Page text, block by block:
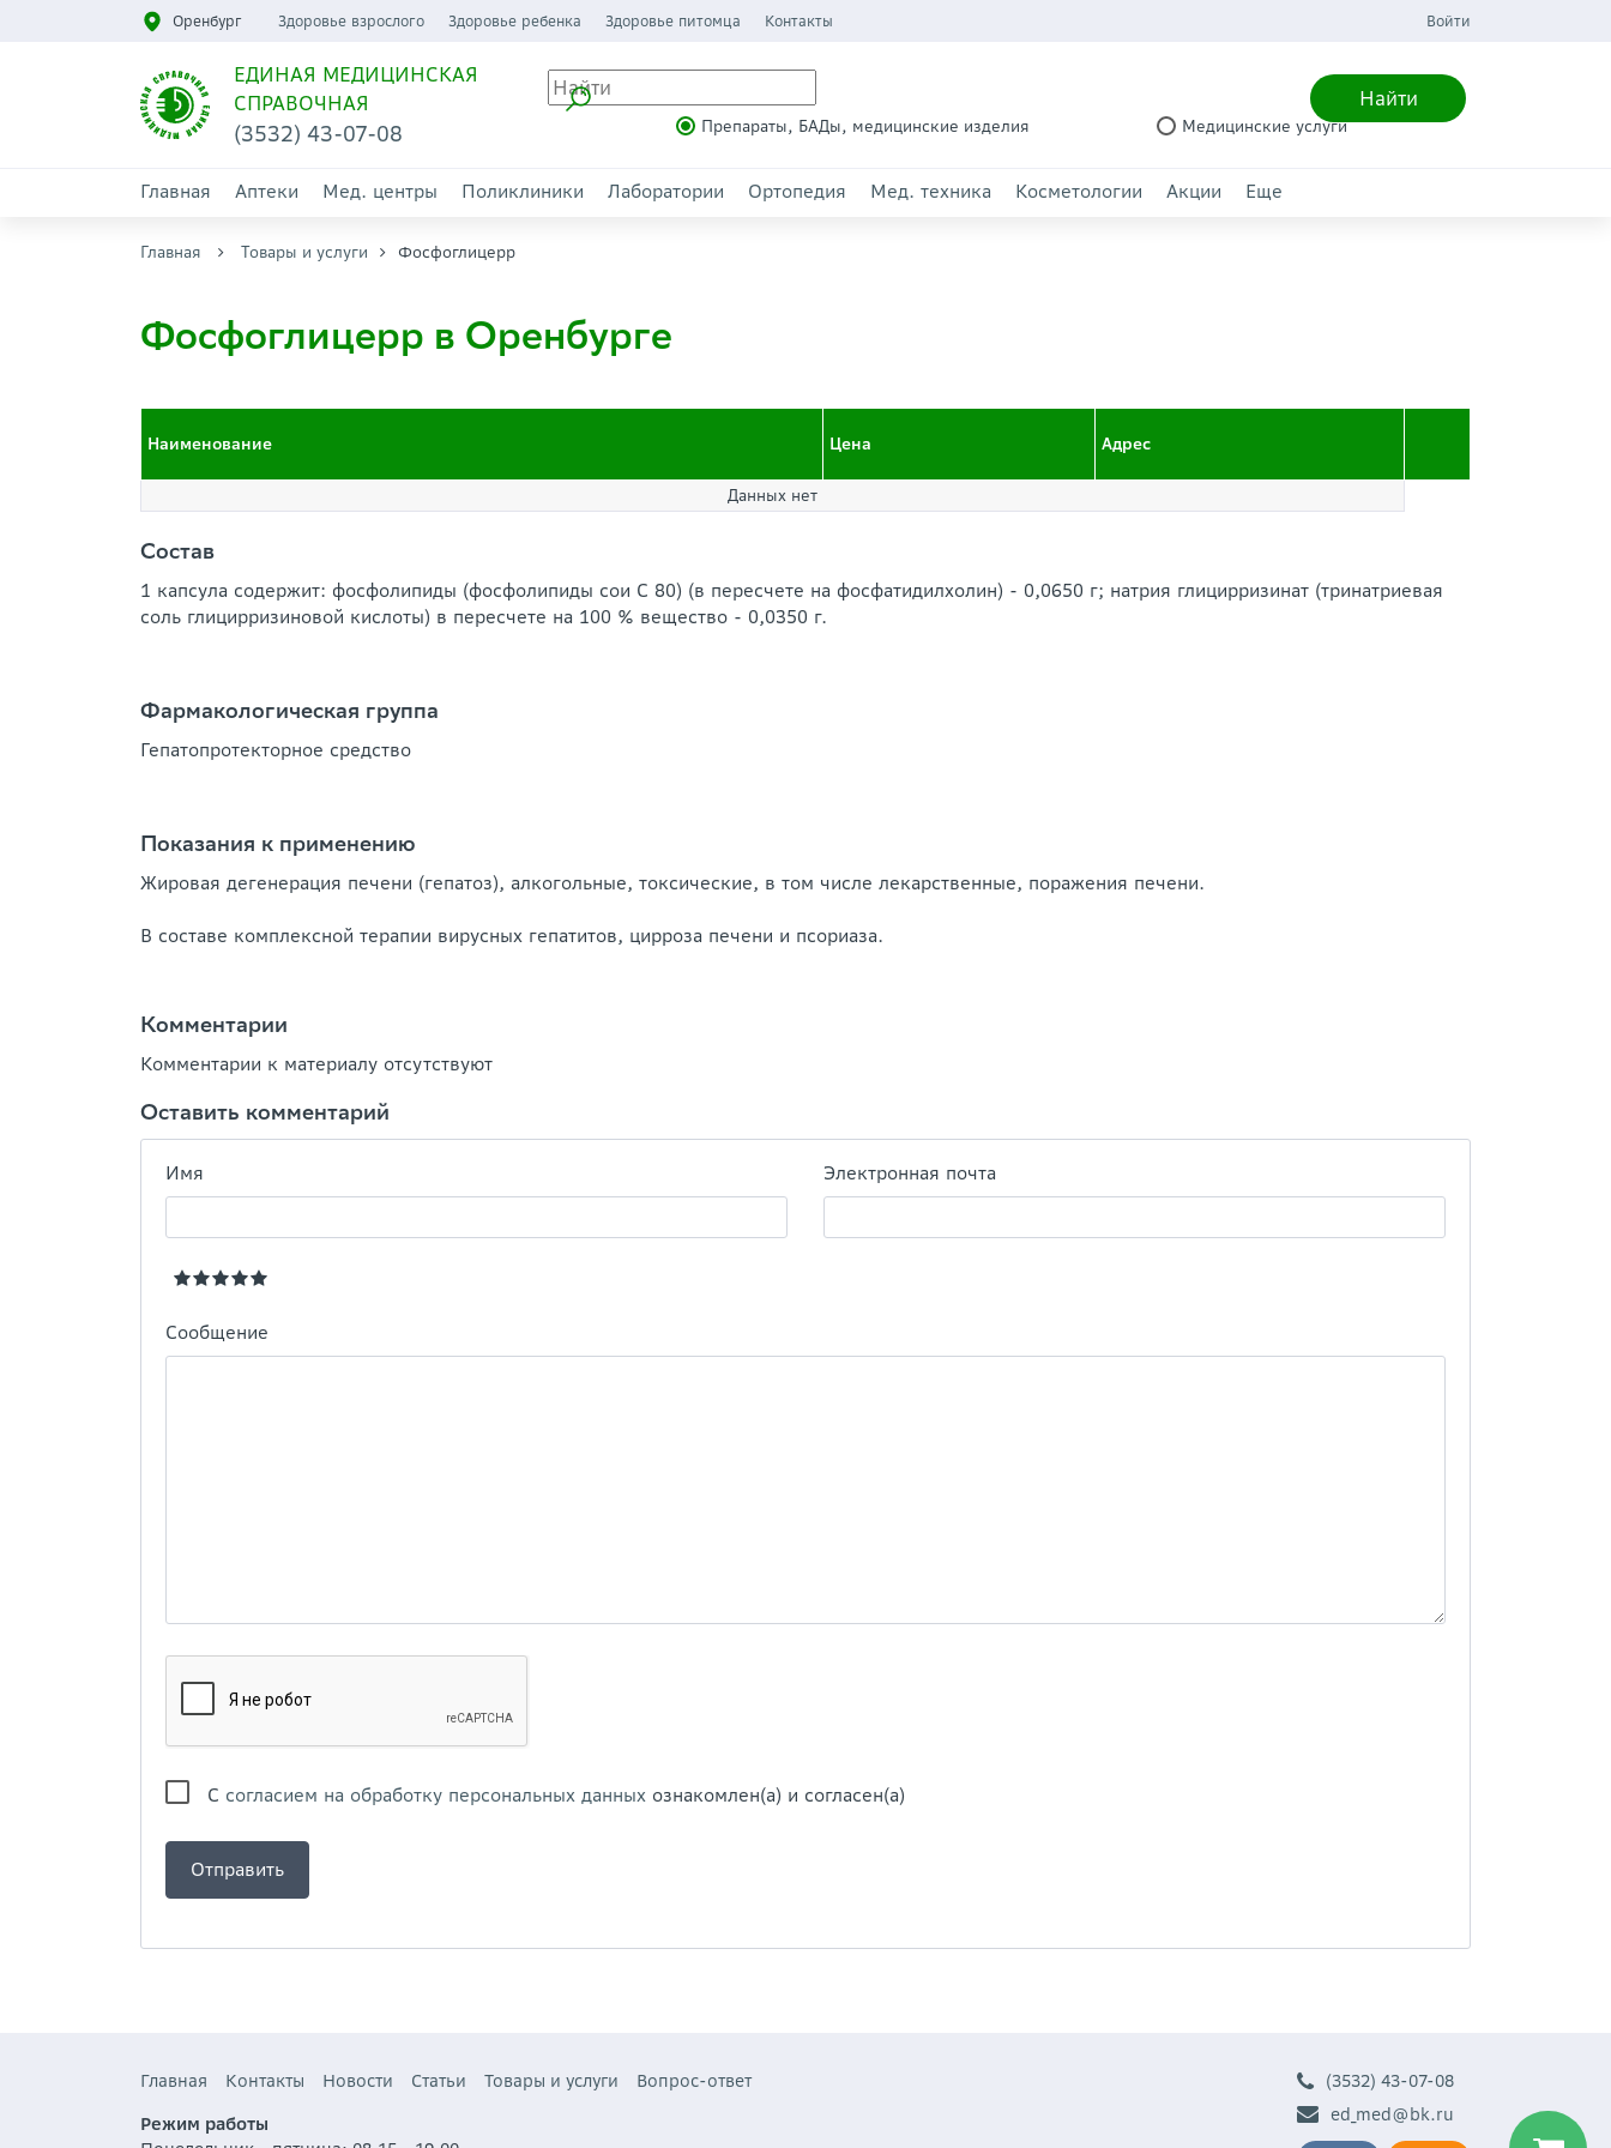
Оренбург Здоровье взрослого Здоровье ребенка Здоровье питомца Контакты Войти
ЕДИНАЯ МЕДИЦИНСКАЯ
СПРАВОЧНАЯ
(3532) 43-07-08
Найти
Препараты, БАДы, медицинские изделия Медицинские услуги
Главная Аптеки Мед. центры Поликлиники Лаборатории Ортопедия Мед. техника Косметологии Акции Еще
Главная Товары и услуги Фосфоглицерр
Фосфоглицерр в Оренбурге
Наименование Цена Адрес
Данных нет
Состав
1 капсула содержит: фосфолипиды (фосфолипиды сои С 80) (в пересчете на фосфатидилхолин) - 0,0650 г; натрия глицирризинат (тринатриевая
соль глицирризиновой кислоты) в пересчете на 100 % вещество - 0,0350 г.
Фармакологическая группа
Гепатопротекторное средство
Показания к применению
Жировая дегенерация печени (гепатоз), алкогольные, токсические, в том числе лекарственные, поражения печени.
В составе комплексной терапии вирусных гепатитов, цирроза печени и псориаза.
Комментарии
Комментарии к материалу отсутствуют
Оставить комментарий
Имя Электронная почта
Сообщение
С согласием на обработку персональных данных ознакомлен(а) и согласен(а)
Главная Контакты Новости Статьи Товары и услуги
Вопрос-ответ
Режим работы
(3532) 43-07-08
ed_med@bk.ru